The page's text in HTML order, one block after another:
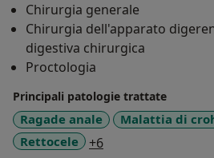
Chirurgia generale
Chirurgia dell'apparato
digestiva chirurgica
Proctologia
Principali patologie trattate
Ragade anale Malattia di
Rettocele
+6